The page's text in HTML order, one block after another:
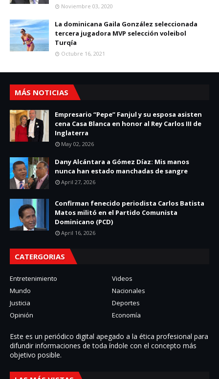
Noviembre 03, 2020
La dominicana Gaila González seleccionada
tercera jugadora MVP selección voleibol
Turqía
Octubre 16, 2021
MÁS NOTICIAS
Empresario “Pepe” Fanjul y su esposa asisten
cena Casa Blanca en honor al Rey Carlos III de
Inglaterra
May 02, 2026
Dany Alcántara a Gómez Díaz: Mis manos
nunca han estado manchadas de sangre
April 27, 2026
Confirman fenecido periodista Carlos Batista
Matos militó en el Partido Comunista
Dominicano (PCD)
April 16, 2026
CATERGORIAS
Entretenimiento
Videos
Mundo
Nacionales
Justicia
Deportes
Opinión
Economía
Este es un periódico digital apegado a la ética profesional para
difundir informaciones de toda í­ndole con el concepto más
objetivo posible.